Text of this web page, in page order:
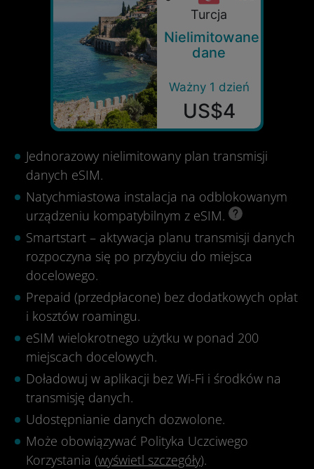
Turcja
Nielimitowane
dane
Ważny 1 dzień
US$4
Jednorazowy nielimitowany plan transmisji
danych eSIM.
Natychmiastowa instalacja na odblokowanym
urządzeniu kompatybilnym z eSIM.
Smartstart – aktywacja planu transmisji danych
rozpoczyna się po przybyciu do miejsca
docelowego.
Prepaid (przedpłacone) bez dodatkowych opłat
i kosztów roamingu.
eSIM wielokrotnego użytku w ponad 200
miejscach docelowych.
Doładowuj w aplikacji bez Wi-Fi i środków na
transmisję danych.
Udostępnianie danych dozwolone.
Może obowiązywać Polityka Uczciwego
Korzystania (wyświetl szczegóły).